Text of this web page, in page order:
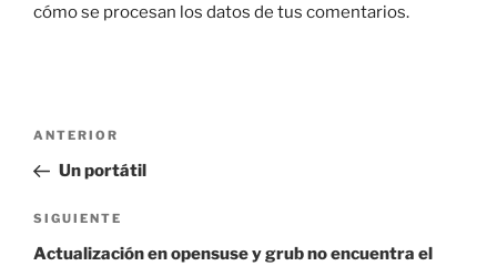
cómo se procesan los datos de tus comentarios.
Navegación
entradas
Entrada
anterior:
ANTERIOR
Un portátil
Siguiente
entrada
SIGUIENTE
Actualización en opensuse y grub no encuentra el